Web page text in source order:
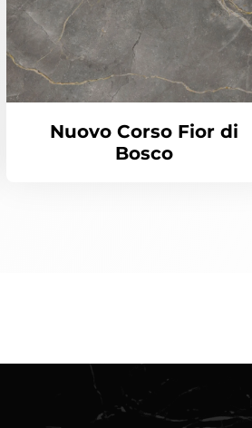
Nuovo Corso Fior di
Bosco